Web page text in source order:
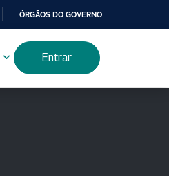
ÓRGÃOS DO GOVERNO
Entrar